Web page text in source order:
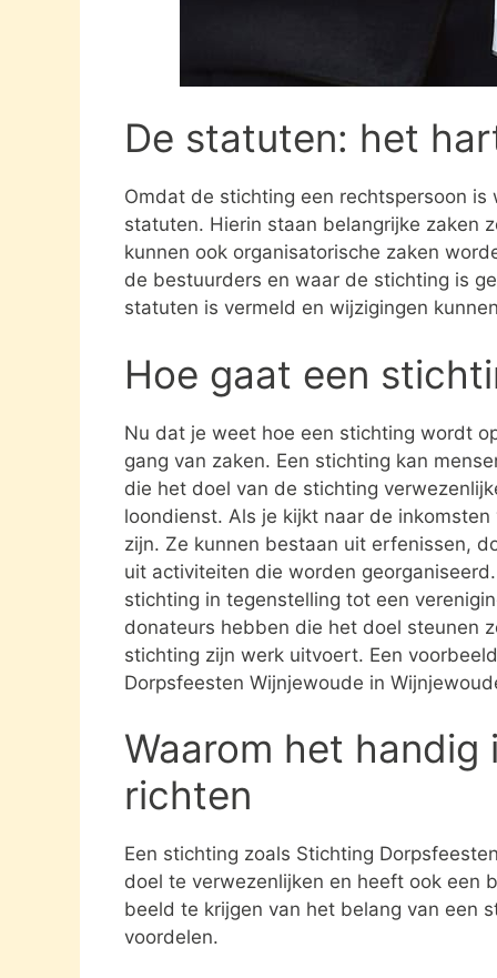
De statuten: het
Omdat de stichting een rechtspersoon
statuten. Hierin staan belangrijke zaken
kunnen ook organisatorische zaken
de bestuurders en waar de stichting is
statuten is vermeld en wijzigingen
Hoe gaat een
Nu dat je weet hoe een stichting wordt
gang van zaken. Een stichting kan
die het doel van de stichting
loondienst. Als je kijkt naar de
zijn. Ze kunnen bestaan uit erfenissen,
uit activiteiten die worden
stichting in tegenstelling tot een
donateurs hebben die het doel steunen
stichting zijn werk uitvoert. Een
Dorpsfeesten Wijnjewoude in
Waarom het
richten
Een stichting zoals Stichting
doel te verwezenlijken en heeft ook een
beeld te krijgen van het belang van een
voordelen.